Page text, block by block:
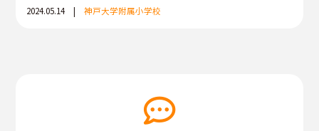
2024.05.14 |神戸大学附属小学校